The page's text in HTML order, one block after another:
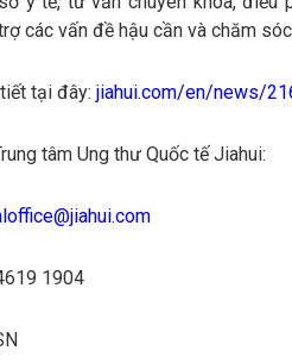
các vấn đề hậu cần và chăm
tại đây:jiahui.com/en/news/
tâm Ung thư Quốc tế Jiahui:
1904